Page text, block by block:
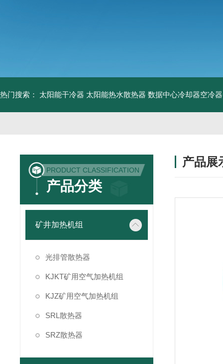
热门搜索： 太阳能干冷器 太阳能热水散热器 数据中心冷却器空冷器
PRODUCT CLASSIFICATION
产品分类
矿井加热机组
光排管散热器
KJKT矿用空气加热机组
KJZ矿用空气加热机组
SRL散热器
SRZ散热器
产品展